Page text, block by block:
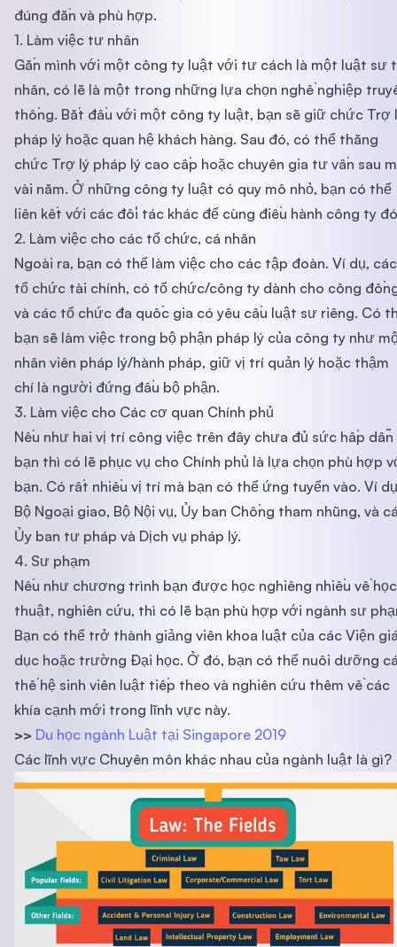
đúng đắn và phù hợp.
1. Làm việc tư nhân
Gắn mình với một công ty luật với tư cách là một luật sư
nhân, có lẽ là một trong những lựa chọn nghề nghiệp
thống. Bắt đầu với một công ty luật, bạn sẽ giữ chức Trợ
pháp lý hoặc quan hệ khách hàng. Sau đó, có thể thăng
chức Trợ lý pháp lý cao cấp hoặc chuyên gia tư vấn sau
vài năm. Ở những công ty luật có quy mô nhỏ, bạn có thể
liên kết với các đối tác khác để cùng điều hành công ty
2. Làm việc cho các tổ chức, cá nhân
Ngoài ra, bạn có thể làm việc cho các tập đoàn. Ví dụ, các
tổ chức tài chính, có tổ chức/công ty dành cho công
và các tổ chức đa quốc gia có yêu cầu luật sư riêng. Có
bạn sẽ làm việc trong bộ phận pháp lý của công ty như
nhân viên pháp lý/hành pháp, giữ vị trí quản lý hoặc thậm
chí là người đứng đầu bộ phận.
3. Làm việc cho Các cơ quan Chính phủ
Nếu như hai vị trí công việc trên đây chưa đủ sức hấp dẫn
bạn thì có lẽ phục vụ cho Chính phủ là lựa chọn phù hợp
bạn. Có rất nhiều vị trí mà bạn có thể ứng tuyển vào. Ví
Bộ Ngoại giao, Bộ Nội vụ, Ủy ban Chống tham nhũng, và
Ủy ban tư pháp và Dịch vụ pháp lý.
4. Sư phạm
Nếu như chương trình bạn được học nghiêng nhiều về học
thuật, nghiên cứu, thì có lẽ bạn phù hợp với ngành sư
Bạn có thể trở thành giảng viên khoa luật của các Viện
dục hoặc trường Đại học. Ở đó, bạn có thể nuôi dưỡng
thế hệ sinh viên luật tiếp theo và nghiên cứu thêm về các
khía cạnh mới trong lĩnh vực này.
>> Du học ngành Luật tại Singapore 2019
Các lĩnh vực Chuyên môn khác nhau của ngành luật là gì?